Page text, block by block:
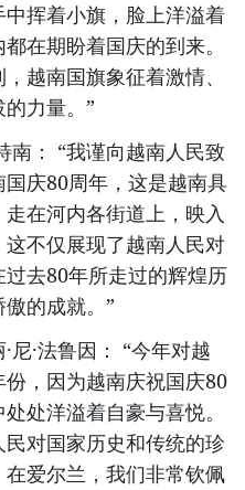
挥着小旗，脸上洋溢着
在期盼着国庆的到来。
越南国旗象征着激情、
力量。”
南： “我谨向越南人民致
庆80周年，这是越南具
在河内各街道上，映入
不仅展现了越南人民对
去80年所走过的辉煌历
的成就。”
尼·法鲁因： “今年对越
，因为越南庆祝国庆80
处洋溢着自豪与喜悦。
对国家历史和传统的珍
爱尔兰，我们非常钦佩